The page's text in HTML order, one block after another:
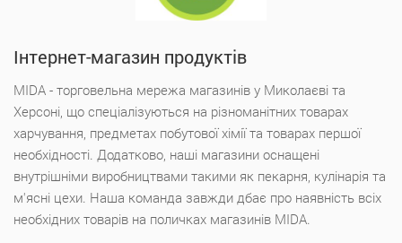
Інтернет-магазин продуктів
MIDA - торговельна мережа магазинів у Миколаєві та
Херсоні, що спеціалізуються на різноманітних товарах
харчування, предметах побутової хімії та товарах першої
необхідності. Додатково, наші магазини оснащені
внутрішніми виробництвами такими як пекарня, кулінарія та
м'ясні цехи. Наша команда завжди дбає про наявність всіх
необхідних товарів на поличках магазинів MIDA.